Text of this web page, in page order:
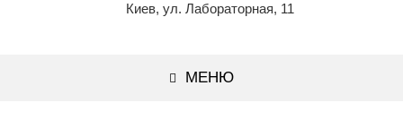
Киев, ул. Лабораторная, 11
МЕНЮ